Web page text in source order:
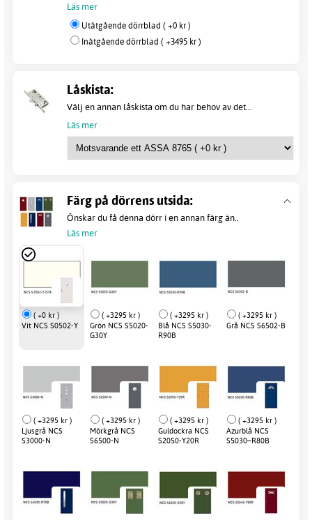
Läs mer
Utåtgående dörrblad ( +0 kr )
Inåtgående dörrblad ( +3495 kr )
Låskista:
Välj en annan låskista om du har behov av det...
Läs mer
Färg på dörrens utsida:
Önskar du få denna dörr i en annan färg än..
Läs mer
( +0 kr )
Vit NCS S0502-Y
( +3295 kr )
Grön NCS S5020-
G30Y
( +3295 kr )
Blå NCS S5030-
R90B
( +3295 kr )
Grå NCS S6502-B
( +3295 kr )
Ljusgrå NCS
S3000-N
( +3295 kr )
Mörkgrå NCS
S6500-N
( +3295 kr )
Guldockra NCS
S2050-Y20R
( +3295 kr )
Azurblå NCS
S5030–R80B